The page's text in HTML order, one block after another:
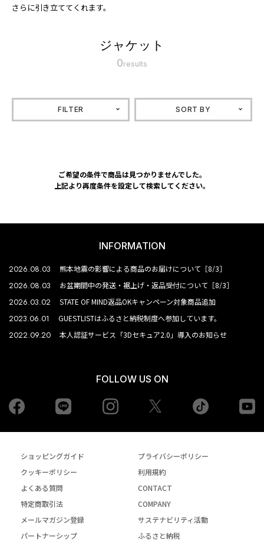
さらに引き立ててくれます。
ジャケット
0results
FILTER SORT BY
ご希望の条件で商品は見つかりませんでした。
上記より再度条件を設定して検索してください。
INFORMATION
2026.08.03 熊本地震の影響による商品のお届けについて［8/3］
2026.08.03 お盆期間中の発送・裾上げ・返品受付について［8/3］
2026.03.02 STATE OF MIND返品OKキャンペーン対象商品追加
2023.06.01 GUESTLISTはふるさと納税制度へ参加しています。
2022.09.20 本人認証サービス「3Dセキュア2.0」導入のお知らせ
FOLLOW US ON
Facebook Instagram tiktok
ショッピングガイド
プライバシーポリシー
クッキーポリシー
利用規約
よくある質問
CONTACT
特定商取引法
COMPANY
メールマガジン登録
サステナビリティ活動
パートナーシップ
ふるさと納税